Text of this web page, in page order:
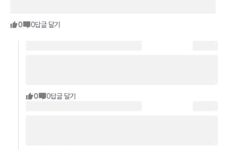
0 0답글 달기
0 0답글 달기